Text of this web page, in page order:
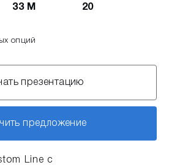
Line с
33 М 20
опций
презентацию
предложение